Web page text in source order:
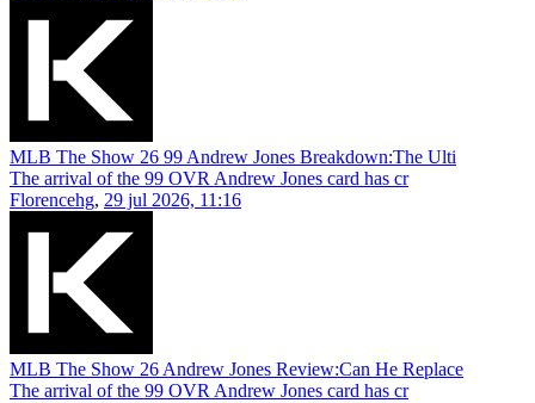
MLB The Show 26 99 Andrew Jones Breakdown:The Ulti
The arrival of the 99 OVR Andrew Jones card has cr
Florencehg, 29 jul 2026, 11:16
MLB The Show 26 Andrew Jones Review:Can He Replace
The arrival of the 99 OVR Andrew Jones card has cr